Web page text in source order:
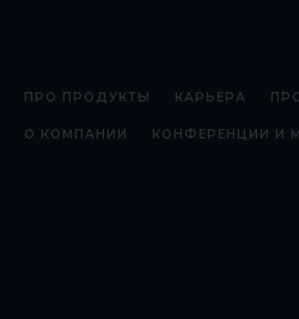
ПРО ПРОДУКТЫ
КОНФЕРЕНЦИИ И
КАРЬЕРА
О КОМПАНИИ